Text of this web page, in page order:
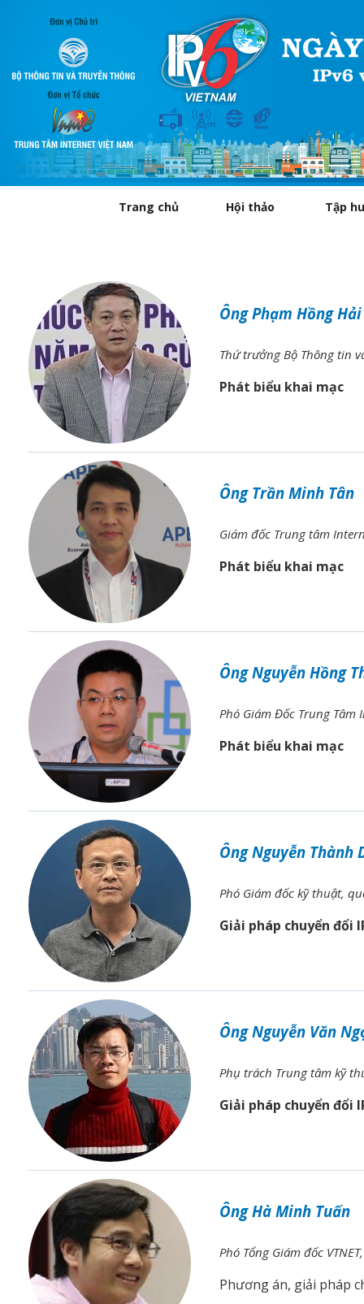
Trang chủ Hội thảo Tập
Ông Phạm Hồng Hải
Thứ trưởng Bộ Thông tin
Phát biểu khai mạc
Ông Trần Minh Tân
Giám đốc Trung tâm
Phát biểu khai mạc
Ông Nguyễn Hồng
Phó Giám Đốc Trung Tâm
Phát biểu khai mạc
Ông Nguyễn Thành
Phó Giám đốc kỹ thuật,
Giải pháp chuyển đổi
Ông Nguyễn Văn
Phụ trách Trung tâm kỹ
Giải pháp chuyển đổi
Ông Hà Minh Tuấn
Phó Tổng Giám đốc
Phương án, giải pháp